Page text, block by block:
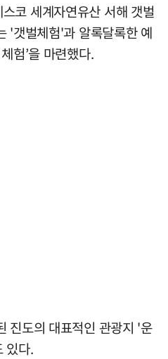
코 세계자연유산 서해 갯벌
'갯벌체험'과 알록달록한 예
험’을 마련했다.
진도의 대표적인 관광지 '운
있다.